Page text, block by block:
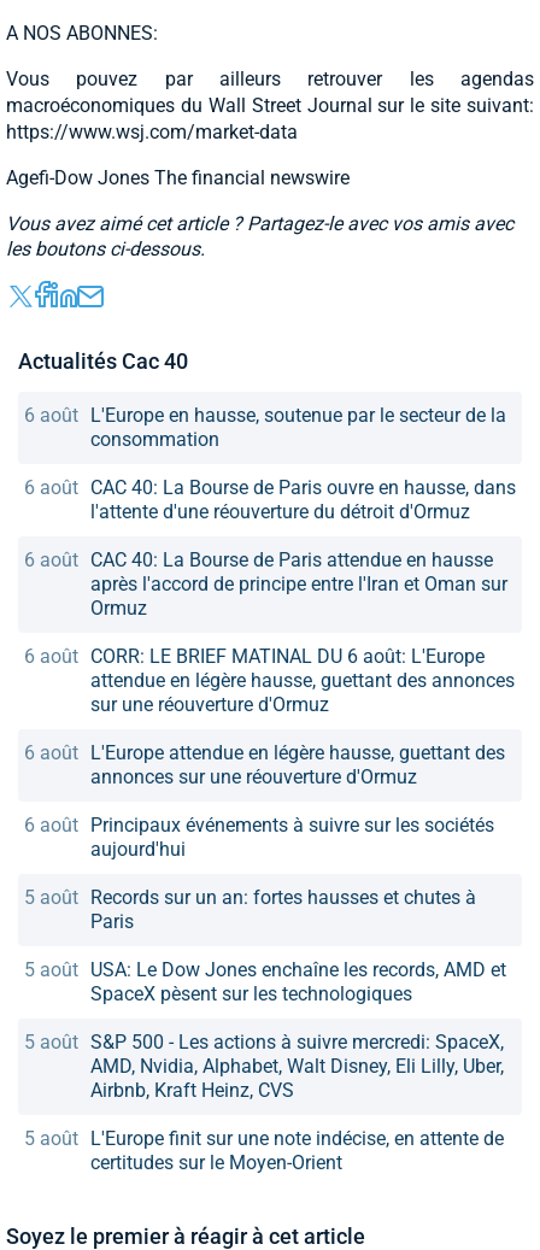
A NOS ABONNES:
Vous pouvez par ailleurs retrouver les agendas
macroéconomiques du Wall Street Journal sur le site suivant:
https://www.wsj.com/market-data
Agefi-Dow Jones The financial newswire
Vous avez aimé cet article ? Partagez-le avec vos amis avec
les boutons ci-dessous.
Actualités Cac 40
6 août L'Europe en hausse, soutenue par le secteur de la
consommation
6 août CAC 40: La Bourse de Paris ouvre en hausse, dans
l'attente d'une réouverture du détroit d'Ormuz
6 août CAC 40: La Bourse de Paris attendue en hausse
après l'accord de principe entre l'Iran et Oman sur
Ormuz
6 août CORR: LE BRIEF MATINAL DU 6 août: L'Europe
attendue en légère hausse, guettant des annonces
sur une réouverture d'Ormuz
6 août L'Europe attendue en légère hausse, guettant des
annonces sur une réouverture d'Ormuz
6 août Principaux événements à suivre sur les sociétés
aujourd'hui
5 août Records sur un an: fortes hausses et chutes à
Paris
5 août USA: Le Dow Jones enchaîne les records, AMD et
SpaceX pèsent sur les technologiques
5 août S&P 500 - Les actions à suivre mercredi: SpaceX,
AMD, Nvidia, Alphabet, Walt Disney, Eli Lilly, Uber,
Airbnb, Kraft Heinz, CVS
5 août L'Europe finit sur une note indécise, en attente de
certitudes sur le Moyen-Orient
Soyez le premier à réagir à cet article